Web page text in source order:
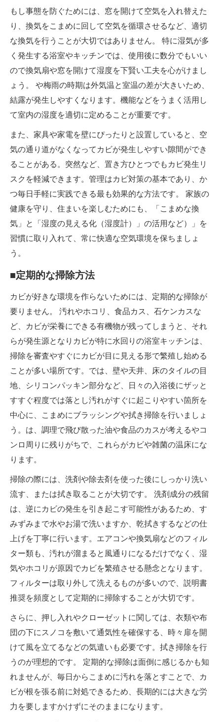
もし事態を防ぐためには、窓を開けて空気を入れ替えた
り、換気をこまめに回して空気を循環させるなど、適切
な換気を行うことが大切ではありません。 特に湿気が多
く発生する浴室やキッチンでは、使用後に数分でもいい
ので換気扇や窓を開けて湿度を下賢い工夫を心がけまし
ょう。 や梅雨の時期は外気温と室温の差が大きいため、
結露が発生しやすくなります。機能などをうまく活用し
て室内の湿度を適切に定めることが重要です。
また、家具や家電を壁にぴったりと設置していると、空
気の通り道がなくなってカビが発生しやすい隙間ができ
ることがある。突然など、置き方ひとつでもカビ発生リ
スクを軽減できます。管理はカビ対策の基本であり、か
つ毎日手軽に実践できる最も効果的な方法です。 家族の
健康を守り、住まいを楽しむためにも、「こまめな換
気」と「湿度の見える化（湿度計）」の活用など）」を
習慣に取り入れて、常に快適な空気環境を保ちましょ
う。
■定期的な掃除方法
カビが好きな環境を作らないためには、定期的な掃除が
要りません。 汚れやホコリ、食品カス、石ケンカスな
ど、カビが栄養にできる有機物が残ってしまうと、それ
らが発生源となりカビが特に水回りの浴室キッチンは、
掃除を審査やすぐにカビが目に見える形で繁殖し始める
ことが多い場所です。では、壁や天井、床のタイルの目
地、シリコンパッキン部分など、日々の入浴後にザッと
すすぐ程度では落とし汚れがすぐに起こりやすい箇所を
中心に、こまめにブラッシングや拭き掃除を行いましょ
う。は、調理で飛び散った油や食品のカスが考えるやコ
ンロ周りに残りがちで、これらがカビや雑菌の温床にな
ります。
掃除の際には、洗剤や除去剤を使った後にしっかり洗い
流す、または拭き取ることが大切です。 洗剤成分の残留
は、逆にカビの発生を引き起こす可能性があるため、す
みずみまで水やお湯で洗いますか、乾拭きするなどの仕
上げを丁寧に行います。エアコンや換気扇などのフィル
ター類も、汚れが溜まると風通りになるだけでなく、湿
気やホコリが原因でカビを繁殖させる懸念となります。
フィルターは取り外して洗えるものが多いので、説明書
推奨を頻度として定期的に掃除することが大切です。
さらに、押し入れやクローゼットに関しては、衣類や布
団の下にスノコを敷いて通気性を確保する、時々扉を開
けて風を立てるなどの気遣いも必要です。拭き掃除を行
うのが理想的です。 定期的な掃除は面倒に感じるかも知
れませんが、毎日からこまめに汚れを落とすことで、カ
ビが根を張る前に対処できるため、長期的には大きな労
力を要しますかけずにそのままになります。